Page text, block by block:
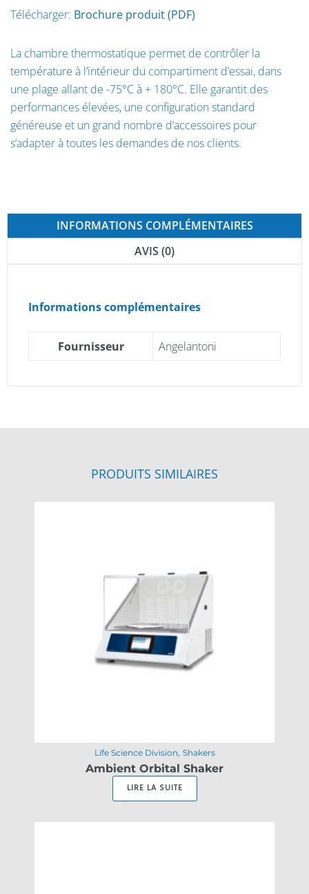
Télécharger: Brochure produit (PDF)
La chambre thermostatique permet de contrôler la
température à l’intérieur du compartiment d’essai, dans
une plage allant de -75°C à + 180°C. Elle garantit des
performances élevées, une configuration standard
généreuse et un grand nombre d’accessoires pour
s’adapter à toutes les demandes de nos clients.
INFORMATIONS COMPLÉMENTAIRES
AVIS (0)
Informations complémentaires
Fournisseur Angelantoni
PRODUITS SIMILAIRES
Life Science Division Shakers
Ambient Orbital Shaker
LIRE LA SUITE